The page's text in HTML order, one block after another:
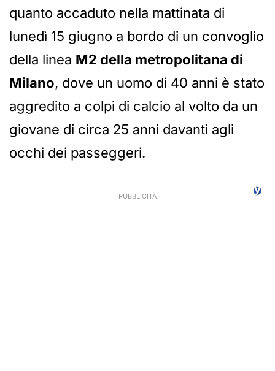
quanto accaduto nella mattinata di
lunedì 15 giugno a bordo di un convoglio
della linea M2 della metropolitana di
Milano, dove un uomo di 40 anni è stato
aggredito a colpi di calcio al volto da un
giovane di circa 25 anni davanti agli
occhi dei passeggeri.